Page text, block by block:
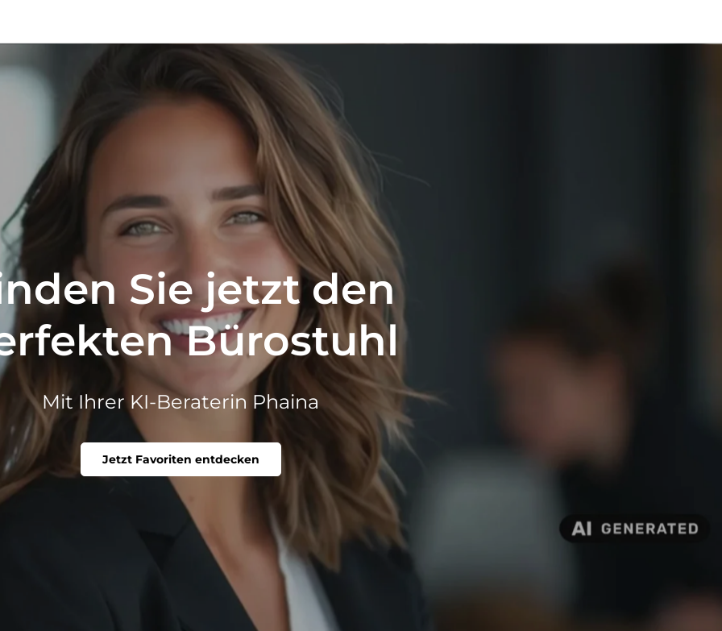
Sie jetzt den
Bürostuhl
Mit Ihrer KI-Beraterin Phaina
Jetzt Favoriten entdecken